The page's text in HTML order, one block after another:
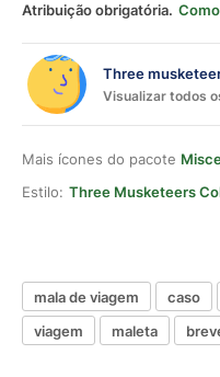
Atribuição obrigatória.
Three
Visualizar todos
Mais ícones do pacote
Estilo: Three Musketeers
mala de viagem caso
viagem
maleta